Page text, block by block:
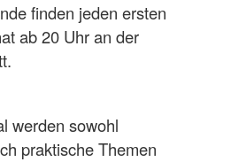
finden jeden ersten
ab 20 Uhr an der
werden sowohl
praktische Themen